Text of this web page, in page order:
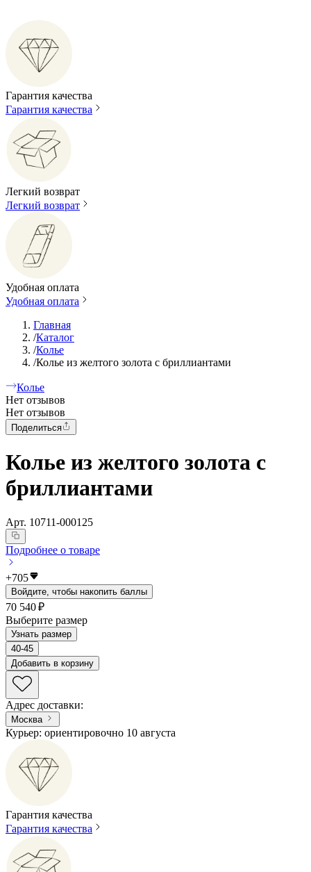
Гарантия качества
Гарантия качества
Легкий возврат
Легкий возврат
Удобная оплата
Удобная оплата
Главная
/Каталог
/Колье
/Колье из желтого золота с бриллиантами
Колье
Нет отзывов
Нет отзывов
Поделиться
Колье из желтого золота с
бриллиантами
Арт. 10711-000125
Подробнее о товаре
+705
Войдите, чтобы накопить баллы
70 540 ₽
Выберите размер
Узнать размер
40-45
Добавить в корзину
Адрес доставки:
Москва
Курьер: ориентировочно 10 августа
Гарантия качества
Гарантия качества